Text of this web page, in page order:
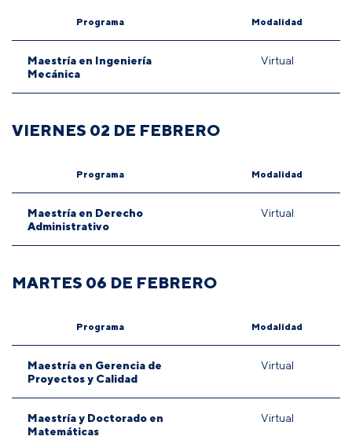
Programa Modalidad
Maestría en Ingeniería
Mecánica
Virtual
VIERNES 02 DE FEBRERO
Programa Modalidad
Maestría en Derecho
Administrativo
Virtual
MARTES 06 DE FEBRERO
Programa Modalidad
Maestría en Gerencia de
Proyectos y Calidad
Virtual
Maestría y Doctorado en
Matemáticas
Virtual